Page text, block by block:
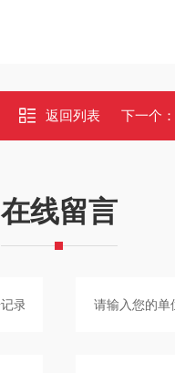
返回列表 下一个：
在线留言